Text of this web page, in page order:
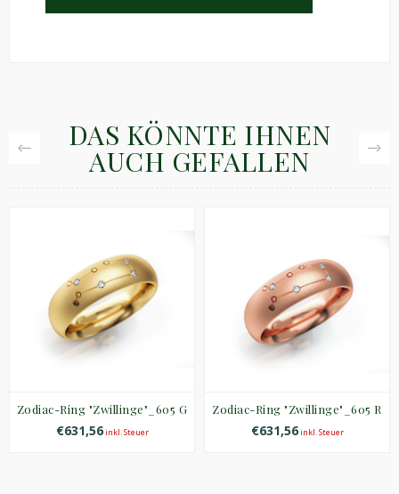
DAS KÖNNTE IHNEN
AUCH GEFALLEN
Zodiac-Ring "Zwillinge"_605 G
€631,56inkl. Steuer
Zodiac-Ring "Zwillinge"_605 R
€631,56inkl. Steuer